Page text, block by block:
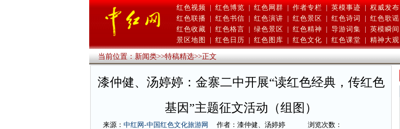
红色视频 | 红色博览 | 红色网群 | 作者专栏 | 英模事迹 | 权威发布
红色联播
红色书信 红色演讲 红色景区 红色诗词 红色歌谣
红色收藏
红色格言 绿色景区 红色精神 导游词集 英模瞬间
景区地图
红色日历 红色图库 红色文化 红色课堂 精神大观
当前位置：新闻类>>特稿精选>>正文
漆仲健、汤婷婷：金寨二中开展“读红色经典，传红色
基因”主题征文活动（组图）
来源： 中红网-中国红色文化旅游网 作者：漆仲健、汤婷婷
浏览次数：